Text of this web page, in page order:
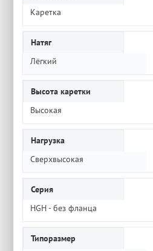
Каретка
Натяг
Лёгкий
Высота каретки
Высокая
Нагрузка
Сверхвысокая
Серия
HGH - без фланца
Типоразмер